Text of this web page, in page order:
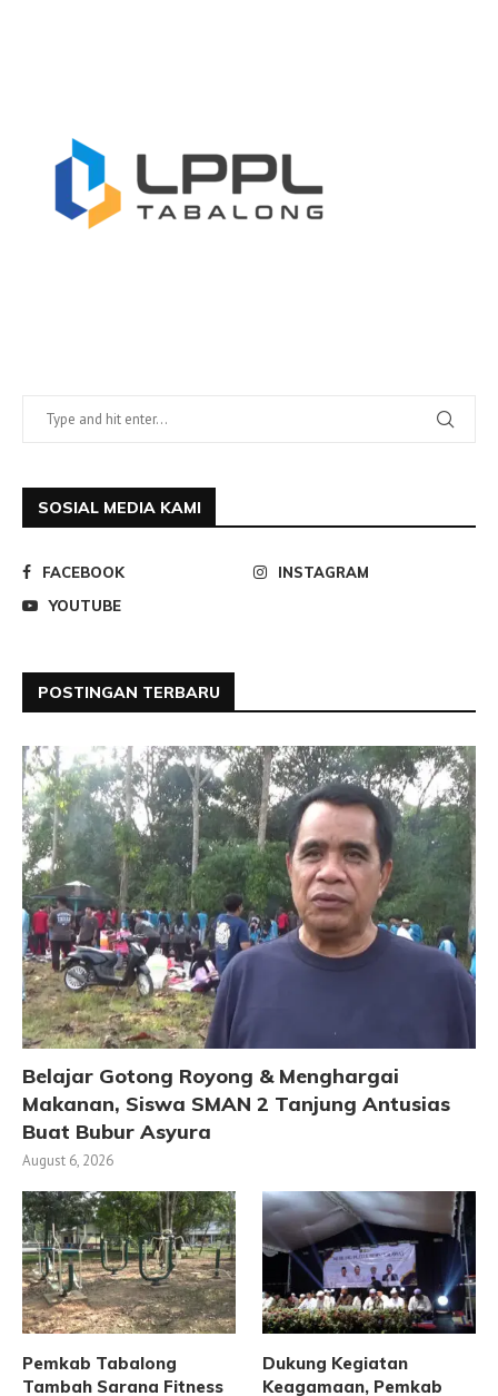
SOSIAL MEDIA KAMI
FACEBOOK
INSTAGRAM
YOUTUBE
POSTINGAN TERBARU
Belajar Gotong Royong & Menghargai
Makanan, Siswa SMAN 2 Tanjung Antusias
Buat Bubur Asyura
August 6, 2026
Pemkab Tabalong
Tambah Sarana Fitness
Dukung Kegiatan
Keagamaan, Pemkab